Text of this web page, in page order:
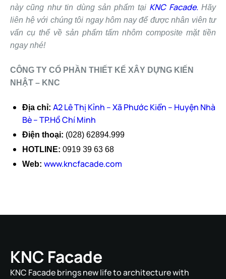
này cũng như tin dùng sản phẩm tại KNC Facade.Hãy
liên hệ với chúng tôi ngay hôm nay để được nhân viên tư
vấn cụ thể về sản phẩm tấm nhôm composite mặt tiền
ngay nhé!
CÔNG TY CỔ PHẦN THIẾT KẾ XÂY DỰNG KIẾN
NHẬT – KNC
Địa chỉ: A2 Lê Thị Kỉnh – Xã Phước Kiển – Huyện Nhà
Bè – TP.Hồ Chí Minh
Điện thoại: (028) 62894.999
HOTLINE: 0919 39 63 68
Web: www.kncfacade.com
KNC Facade
KNC Facade brings new life to architecture with